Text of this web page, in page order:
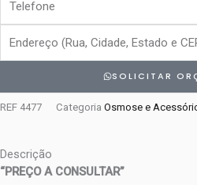
SOLICITAR
REF 4477 Categoria Osmose e
Descrição
“PREÇO A CONSULTAR”